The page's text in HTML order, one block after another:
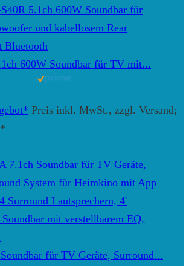
600W Soundbar für TV mit...
Preis inkl. MwSt., zzgl. Versand;
für TV Geräte, Surround...